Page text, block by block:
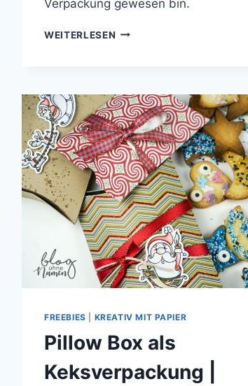
Verpackung gewesen bin.
WEITERLESEN EINSCHULUNGSGESCHENK
BECHER
–
KREATIVE
VERPACKUNGSIDEE
FREEBIES KREATIV MIT PAPIER
Pillow Box als
Keksverpackung |